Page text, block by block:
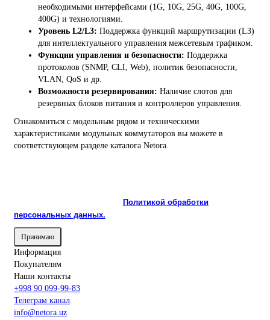
необходимыми интерфейсами (1G, 10G, 25G, 40G, 100G,
400G) и технологиями.
Уровень L2/L3: Поддержка функций маршрутизации (L3)
для интеллектуального управления межсетевым трафиком.
Функции управления и безопасности: Поддержка
протоколов (SNMP, CLI, Web), политик безопасности,
VLAN, QoS и др.
Возможности резервирования: Наличие слотов для
резервных блоков питания и контроллеров управления.
Ознакомиться с модельным рядом и техническими
характеристиками модульных коммутаторов вы можете в
соответствующем разделе каталога Netora.
Политикой обработки
персональных данных.
Принимаю
Информация
Покупателям
Наши контакты
+998 90 099-99-83
Телеграм канал
info@netora.uz